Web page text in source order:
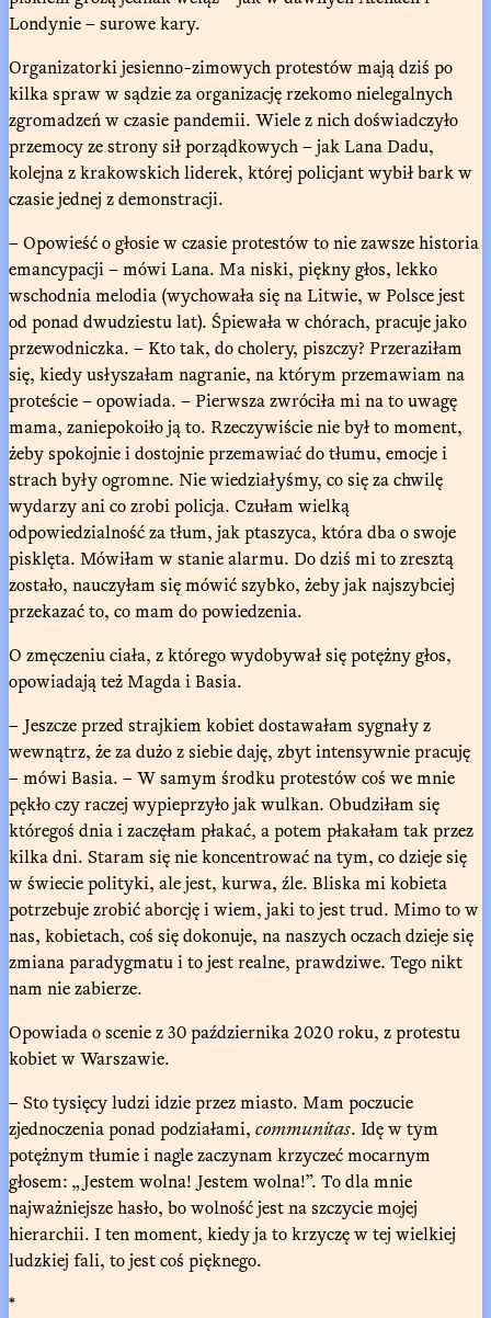
Londynie – surowe kary.
Organizatorki jesienno-zimowych protestów mają dziś po
kilka spraw w sądzie za organizację rzekomo nielegalnych
zgromadzeń w czasie pandemii. Wiele z nich doświadczyło
przemocy ze strony sił porządkowych – jak Lana Dadu,
kolejna z krakowskich liderek, której policjant wybił bark w
czasie jednej z demonstracji.
– Opowieść o głosie w czasie protestów to nie zawsze historia
emancypacji – mówi Lana. Ma niski, piękny głos, lekko
wschodnia melodia (wychowała się na Litwie, w Polsce jest
od ponad dwudziestu lat). Śpiewała w chórach, pracuje jako
przewodniczka. – Kto tak, do cholery, piszczy? Przeraziłam
się, kiedy usłyszałam nagranie, na którym przemawiam na
proteście – opowiada. – Pierwsza zwróciła mi na to uwagę
mama, zaniepokoiło ją to. Rzeczywiście nie był to moment,
żeby spokojnie i dostojnie przemawiać do tłumu, emocje i
strach były ogromne. Nie wiedziałyśmy, co się za chwilę
wydarzy ani co zrobi policja. Czułam wielką
odpowiedzialność za tłum, jak ptaszyca, która dba o swoje
pisklęta. Mówiłam w stanie alarmu. Do dziś mi to zresztą
zostało, nauczyłam się mówić szybko, żeby jak najszybciej
przekazać to, co mam do powiedzenia.
O zmęczeniu ciała, z którego wydobywał się potężny głos,
opowiadają też Magda i Basia.
– Jeszcze przed strajkiem kobiet dostawałam sygnały z
wewnątrz, że za dużo z siebie daję, zbyt intensywnie pracuję
– mówi Basia. – W samym środku protestów coś we mnie
pękło czy raczej wypieprzyło jak wulkan. Obudziłam się
któregoś dnia i zaczęłam płakać, a potem płakałam tak przez
kilka dni. Staram się nie koncentrować na tym, co dzieje się
w świecie polityki, ale jest, kurwa, źle. Bliska mi kobieta
potrzebuje zrobić aborcję i wiem, jaki to jest trud. Mimo to w
nas, kobietach, coś się dokonuje, na naszych oczach dzieje się
zmiana paradygmatu i to jest realne, prawdziwe. Tego nikt
nam nie zabierze.
Opowiada o scenie z 30 października 2020 roku, z protestu
kobiet w Warszawie.
– Sto tysięcy ludzi idzie przez miasto. Mam poczucie
zjednoczenia ponad podziałami, communitas. Idę w tym
potężnym tłumie i nagle zaczynam krzyczeć mocarnym
głosem: „Jestem wolna! Jestem wolna!”. To dla mnie
najważniejsze hasło, bo wolność jest na szczycie mojej
hierarchii. I ten moment, kiedy ja to krzyczę w tej wielkiej
ludzkiej fali, to jest coś pięknego.
*